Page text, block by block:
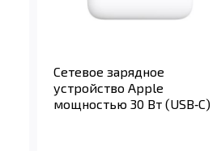
Сетевое зарядное
устройство Apple
мощностью 30 Вт (USB‑C)